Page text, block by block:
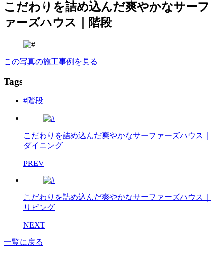
こだわりを詰め込んだ爽やかなサーフ
ァーズハウス｜階段
この写真の施工事例を見る
Tags
#階段
こだわりを詰め込んだ爽やかなサーファーズハウス｜
ダイニング
PREV
こだわりを詰め込んだ爽やかなサーファーズハウス｜
リビング
NEXT
一覧に戻る